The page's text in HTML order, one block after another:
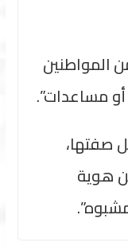
المواطنين
مساعدات”.
صفتها،
هوية